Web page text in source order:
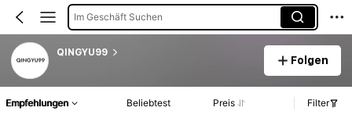
Im Geschäft Suchen
QINGYU99
Folgen
Empfehlungen Beliebtest Preis Filter